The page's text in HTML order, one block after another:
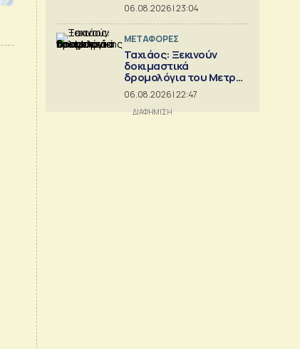
06.08.2026 | 23:04
ΜΕΤΑΦΟΡΕΣ
Ταχιάος: Ξεκινούν
δοκιμαστικά
δρομολόγια του Μετρό
Θεσσαλονίκης προς
Καλαμαριά
06.08.2026 | 22:47